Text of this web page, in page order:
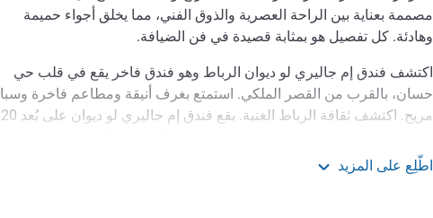
مصممة بعناية بين الراحة العصرية والذوق الفني، مما يخلق أجواء حميمة
وهادئة. كل تفصيل هو بمثابة قصيدة في فن الضيافة.
اكتشف فندق إم جاليري لو ديوان الرباط وهو فندق فاخر يقع في قلب حي
حسان، بالقرب من القصر الملكي. استمتع بغرف أنيقة ومطاعم فاخرة وسبا
مريح. اكتشف ثقافة الرباط الغنية. يقع فندق إم جاليري لو ديوان على بُعد 20
استمتع بتجربة الفخامة الراقية مع سهولة الوصول إلى كنوز الرباط الثقافية
والتاريخية، مع التمتع براحة لا مثيل لها.
اطّلِع على المزيد